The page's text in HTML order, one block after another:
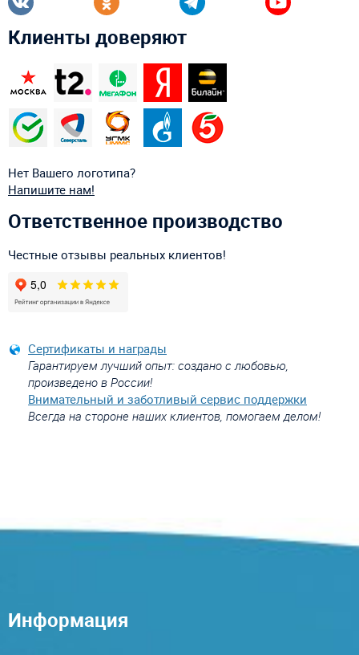
Клиенты доверяют
Нет Вашего логотипа?
Напишите нам!
Ответственное производство
Честные отзывы реальных клиентов!
Сертификаты и награды
Гарантируем лучший опыт: создано с любовью,
произведено в России!
Внимательный и заботливый сервис поддержки
Всегда на стороне наших клиентов, помогаем делом!
Информация